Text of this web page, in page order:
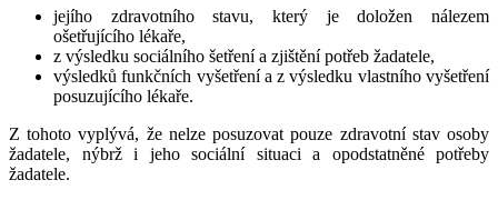
jejího zdravotního stavu, který je doložen nálezem
ošetřujícího lékaře,
z výsledku sociálního šetření a zjištění potřeb žadatele,
výsledků funkčních vyšetření a z výsledku vlastního vyšetření
posuzujícího lékaře.
Z tohoto vyplývá, že nelze posuzovat pouze zdravotní stav osoby
žadatele, nýbrž i jeho sociální situaci a opodstatněné potřeby
žadatele.